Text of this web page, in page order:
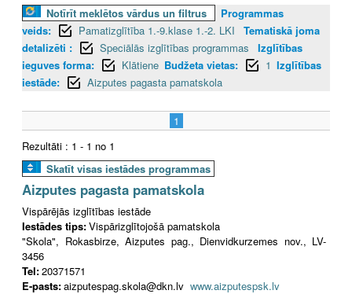
Notīrīt meklētos vārdus un filtrus
Programmas
veids:
Pamatizglītība 1.-9.klase 1.-2. LKI
Tematiskā joma
detalizēti :
Speciālās izglītības programmas
Izglītības
ieguves forma:
Klātiene Budžeta vietas: 1 Izglītības
iestāde:
Aizputes pagasta pamatskola
1
Rezultāti : 1 - 1 no 1
Skatīt visas iestādes programmas
Aizputes pagasta pamatskola
Vispārējās izglītības iestāde
Iestādes tips:Vispārizglītojošā pamatskola
"Skola", Rokasbirze, Aizputes pag., Dienvidkurzemes nov., LV-
3456
Tel:20371571
E-pasts:aizputespag.skola@dkn.lv www.aizputespsk.lv